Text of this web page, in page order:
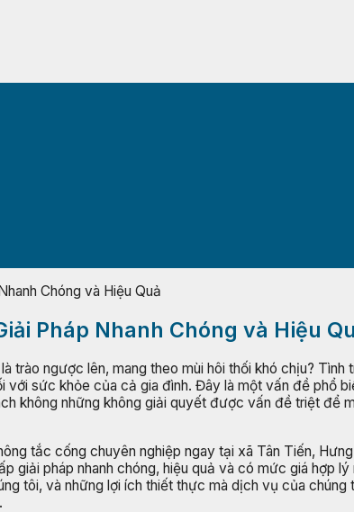
Chóng và Hiệu Quả
Pháp Nhanh Chóng và Hiệu
ngược lên, mang theo mùi hôi thối khó chịu? Tình
sức khỏe của cả gia đình. Đây là một vấn đề phổ
không những không giải quyết được vấn đề triệt để
tắc cống chuyên nghiệp ngay tại xã Tân Tiến,
pháp nhanh chóng, hiệu quả và có mức giá hợp
tôi, và những lợi ích thiết thực mà dịch vụ của